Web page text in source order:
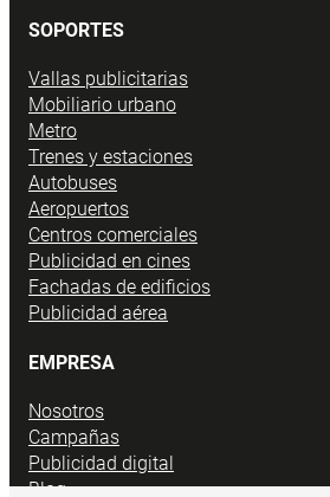
SOPORTES
Vallas publicitarias
Mobiliario urbano
Metro
Trenes y estaciones
Autobuses
Aeropuertos
Centros comerciales
Publicidad en cines
Fachadas de edificios
Publicidad aérea
EMPRESA
Nosotros
Campañas
Publicidad digital
Blog